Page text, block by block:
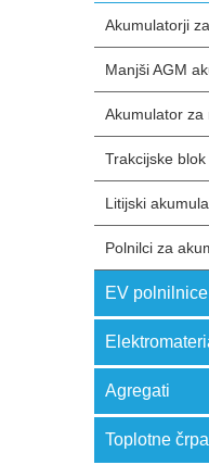
Akumulatorji
Manjši AGM
Akumulator za
Trakcijske
Litijski
Polnilci za
EV polnilnice
Agregati
Toplotne